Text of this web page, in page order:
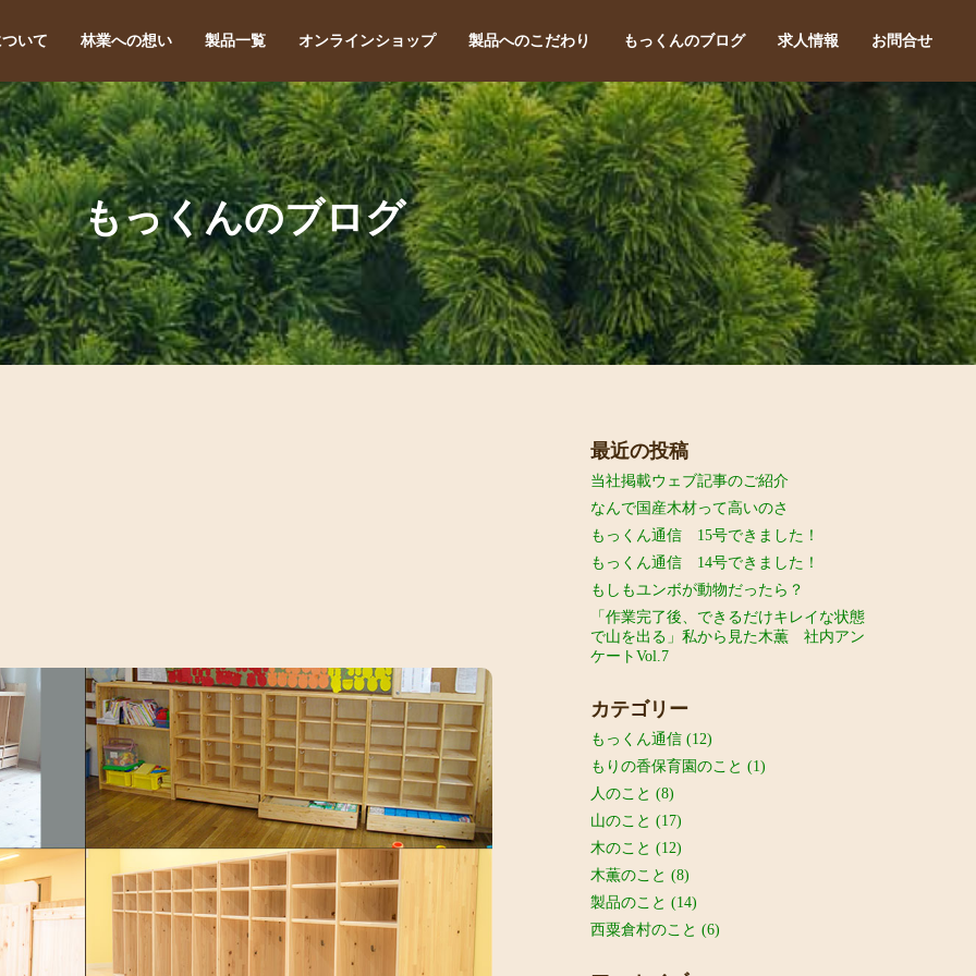
いて 林業への想い 製品一覧 オンラインショップ 製品へのこだわり もっくんのブログ 求人情報 お問合せ
もっくんのブログ
最近の投稿
当社掲載ウェブ記事のご紹介
なんで国産木材って高いのさ
もっくん通信 15号できました！
もっくん通信 14号できました！
もしもユンボが動物だったら？
「作業完了後、できるだけキレイな状態
で山を出る」私から見た木薫 社内アン
ケートVol.7
カテゴリー
もっくん通信(12)
もりの香保育園のこと (1)
人のこと (8)
山のこと (17)
木のこと (12)
木薫のこと (8)
製品のこと (14)
西粟倉村のこと (6)